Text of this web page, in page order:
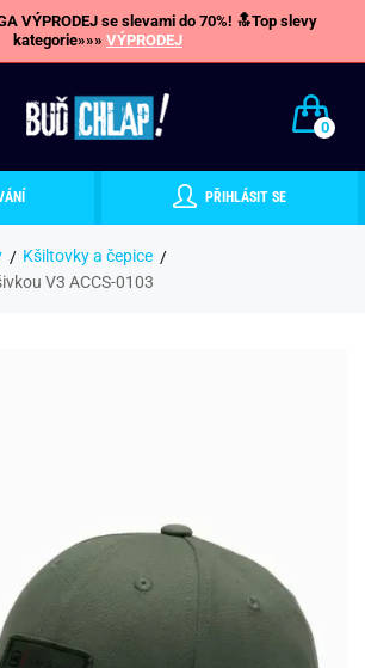
VÝPRODEJ se slevami do 70%! 🔝Top slevy
kategorie»»» VÝPRODEJ
0
PŘIHLÁSIT SE
Kšiltovky a čepice
V3 ACCS-0103